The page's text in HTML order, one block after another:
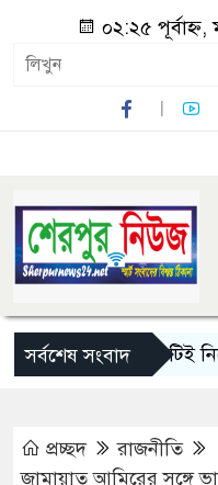
০২:২৫
সর্বশেষ সংবাদ
ম্যানেজিং কমিটিই নিয়োগ
প্রচ্ছদ
রাজনীতি
জামায়াত আমিরের সঙ্গে